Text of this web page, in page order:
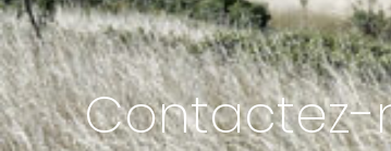
Contactez-